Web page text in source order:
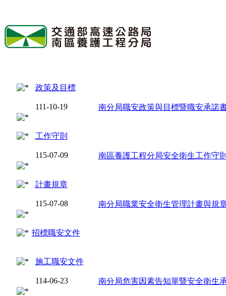
政策及目標
111-10-19 南分局職安政策與目標暨職安承諾
工作守則
115-07-09 南區養護工程分局安全衛生工作守
計畫規章
115-07-08 南分局職業安全衛生管理計畫與規
招標職安文件
施工職安文件
114-06-23 南分局危害因素告知單暨安全衛生